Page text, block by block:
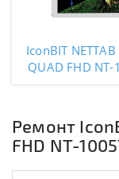
IconBIT NETTAB
QUAD FHD NT-
Ремонт
FHD NT-